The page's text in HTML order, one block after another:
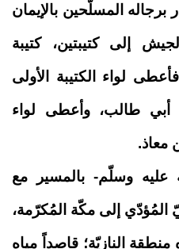
برجاله المسلّحين بالإيمان
إلى كتيبتين، كتيبة
فأعطى لواء الكتيبة الأولى
أبي طالب، وأعطى لواء
معاذ.
عليه وسلّم- بالمسير مع
إلى مكّة المُكرّمة،
النازيّة؛ قاصداً مياه